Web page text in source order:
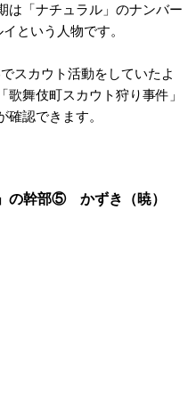
は「ナチュラル」のナンバー
という人物です。
スカウト活動をしていたよ
舞伎町スカウト狩り事件」
認できます。
の幹部⑤ かずき（暁）